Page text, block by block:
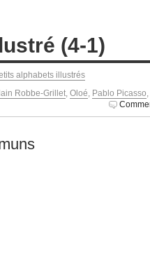
(4-1)
alphabets illustrés
Robbe-Grillet Oloé Pablo Picasso